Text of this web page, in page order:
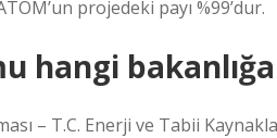
projedeki payı %99’dur.
bakanlığa
– T.C. Enerji ve Tabii